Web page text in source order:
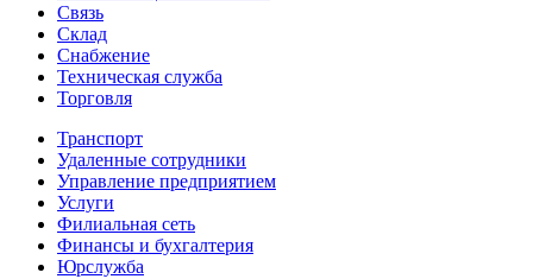
Связь
Склад
Снабжение
Техническая служба
Торговля
Транспорт
Удаленные сотрудники
Управление предприятием
Услуги
Филиальная сеть
Финансы и бухгалтерия
Юрслужба